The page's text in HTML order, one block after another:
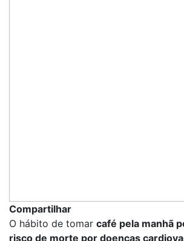
Compartilhar
O hábito de tomar café pela manhã
risco de morte por doenças